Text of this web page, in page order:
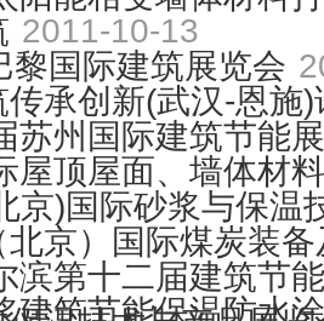
2011-10-13
黎国际建筑展览会
承创新(武汉-恩施
苏州国际建筑节能展
屋顶屋面、墙体材
京)国际砂浆与保温
京）国际煤炭装
滨第十二届建筑节
建筑节能保温防水